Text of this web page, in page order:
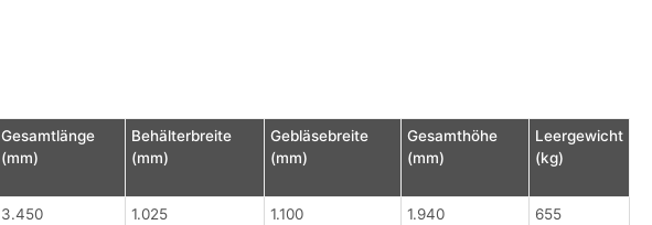
Gesamtlänge
(mm)
Behälterbreite
(mm)
Gebläsebreite
(mm)
Gesamthöhe
(mm)
Leergewicht
(kg)
3.450 1.025 1.100 1.940 655